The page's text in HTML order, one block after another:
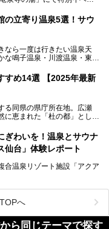
家源泉を使い分けるその実
筆者が、“温泉”を中心にそ
ー ノンアルコール」を無料
「サッポロ 濃い搾りグレフ
レゼント。湯上がりにぴっ
】
の立寄り温泉5選！サウ
なら一度は行きたい温泉天
鳴子温泉・川渡温泉・東鳴
酸水素塩泉などと多様な泉
に門戸を開いてくれていま
すすめしたい5ヶ所の温泉を
所はサウナも楽しめます。
すめ14選 【2025年最新
る同県の県庁所在地。広瀬
恵まれた「杜の都」として
から1時間30分とアクセスも
市の1つです。
メ旅や、スポーツ観戦の遠征
たくさんありますよ。
ぎわいを！温泉とサウナ
仙台」体験レポート
合温泉リゾート施設「アクア
に続いて仙台市若林区に202
イグニス仙台」は、日帰り
リアン、和食「笠庵」、イ
カリー「マリアージュ ドゥ
ンフィチュール アッシュ」
へ
ら同じテーマで探す